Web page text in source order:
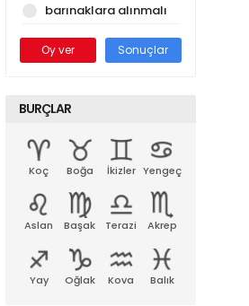
barınaklara alınmalı
Oy ver Sonuçlar
BURÇLAR
Koç Boğa İkizler Yengeç
Aslan Başak Terazi Akrep
Yay Oğlak Kova Balık